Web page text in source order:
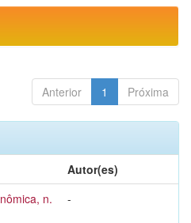
Anterior 1 Próxima
Autor(es)
n.
-